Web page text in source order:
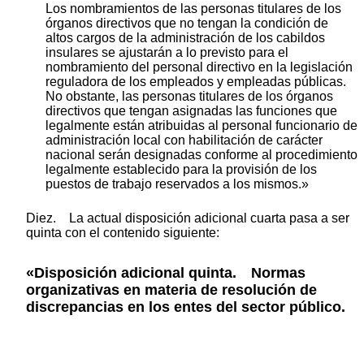
Los nombramientos de las personas titulares de los
órganos directivos que no tengan la condición de
altos cargos de la administración de los cabildos
insulares se ajustarán a lo previsto para el
nombramiento del personal directivo en la legislación
reguladora de los empleados y empleadas públicas.
No obstante, las personas titulares de los órganos
directivos que tengan asignadas las funciones que
legalmente están atribuidas al personal funcionario de
administración local con habilitación de carácter
nacional serán designadas conforme al procedimiento
legalmente establecido para la provisión de los
puestos de trabajo reservados a los mismos.»
Diez. La actual disposición adicional cuarta pasa a ser
quinta con el contenido siguiente:
«Disposición adicional quinta. Normas
organizativas en materia de resolución de
discrepancias en los entes del sector público.